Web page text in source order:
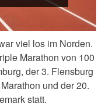
viel los im Norden.
Marathon von 100
der 3. Flensburg
und der 20.
statt.